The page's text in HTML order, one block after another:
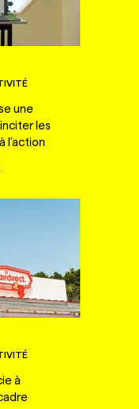
une
les
l'action
à